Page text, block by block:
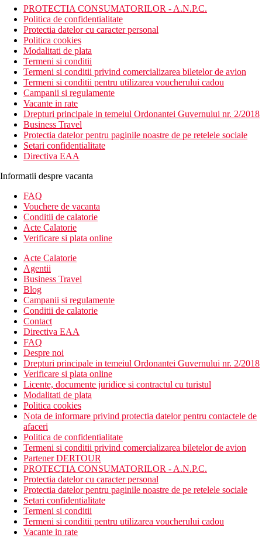
PROTECTIA CONSUMATORILOR - A.N.P.C.
Politica de confidentialitate
Protectia datelor cu caracter personal
Politica cookies
Modalitati de plata
Termeni si conditii
Termeni si conditii privind comercializarea biletelor de avion
Termeni si conditii pentru utilizarea voucherului cadou
Campanii si regulamente
Vacante in rate
Drepturi principale in temeiul Ordonantei Guvernului nr. 2/2018
Business Travel
Protectia datelor pentru paginile noastre de pe retelele sociale
Setari confidentialitate
Directiva EAA
Informatii despre vacanta
FAQ
Vouchere de vacanta
Conditii de calatorie
Acte Calatorie
Verificare si plata online
Acte Calatorie
Agentii
Business Travel
Blog
Campanii si regulamente
Conditii de calatorie
Contact
Directiva EAA
FAQ
Despre noi
Drepturi principale in temeiul Ordonantei Guvernului nr. 2/2018
Verificare si plata online
Licente, documente juridice si contractul cu turistul
Modalitati de plata
Politica cookies
Nota de informare privind protectia datelor pentru contactele de
afaceri
Politica de confidentialitate
Termeni si conditii privind comercializarea biletelor de avion
Partener DERTOUR
PROTECTIA CONSUMATORILOR - A.N.P.C.
Protectia datelor cu caracter personal
Protectia datelor pentru paginile noastre de pe retelele sociale
Setari confidentialitate
Termeni si conditii
Termeni si conditii pentru utilizarea voucherului cadou
Vacante in rate